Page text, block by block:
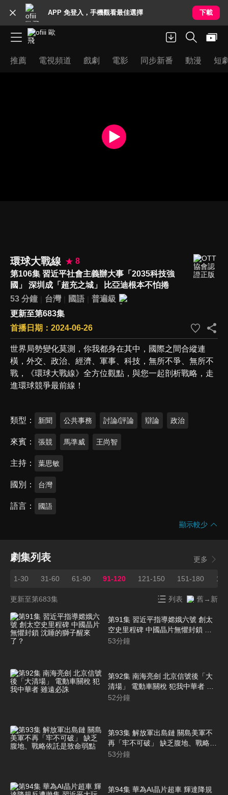
APP 免登入，手機觀看最佳選擇 下載
推薦 電視頻道 戲劇 電影 同步新番 動漫 短
環球大戰線
8
第106集 習近平社會主義辦大事「2035科技強
國」 深圳成「超充之城」 比亞迪根本不怕捲
53 分鐘
台灣 國語
普遍級
更新至第683集
首播日期：2024-06-26
世界局勢變化莫測，你我都身在其中，國際之間合縱連
橫，外交、政治、經濟、軍事、科技，無所不爭、無所不
戰，《環球大戰線》全方位觀點，與您一起剖析戰略，走
進環球競爭最前線！
類型 新聞 公共事務 討論/評論 辯論 政治
來賓 張競 馬準威 王尚智
主持 葉思敏
國別 台灣
語言 國語
顯示較少
劇集列表 更多
1-30 31-60 61-90 91-120 121-150 151-180
更新至第683集 列表 舊→新
第91集 習近平指導嫦娥六號 創太
空史里程碑 中國晶片無懼封鎖 沈
睡的獅子醒來了？
53分鐘
第92集 南海亮劍 北京信號後「大
清場」 電動車關稅 犯我中華者 雖
遠必誅
52分鐘
第93集 解放軍出島鏈 關島美軍不
再「牢不可破」 缺乏腹地、戰略依
託是致命弱點
53分鐘
第94集 華為AI晶片超車 輝達降規